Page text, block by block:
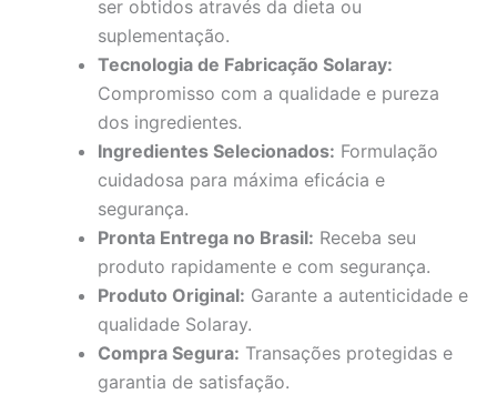
ser obtidos através da dieta ou
suplementação.
Tecnologia de Fabricação Solaray:
Compromisso com a qualidade e pureza
dos ingredientes.
Ingredientes Selecionados: Formulação
cuidadosa para máxima eficácia e
segurança.
Pronta Entrega no Brasil: Receba seu
produto rapidamente e com segurança.
Produto Original: Garante a autenticidade e
qualidade Solaray.
Compra Segura: Transações protegidas e
garantia de satisfação.